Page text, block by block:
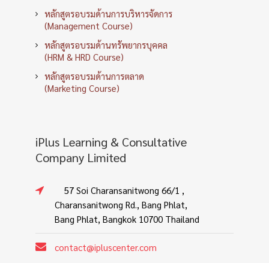
หลักสูตรอบรมด้านการบริหารจัดการ
(Management Course)
หลักสูตรอบรมด้านทรัพยากรบุคคล
(HRM & HRD Course)
หลักสูตรอบรมด้านการตลาด
(Marketing Course)
iPlus Learning & Consultative
Company Limited
57 Soi Charansanitwong 66/1 ,
Charansanitwong Rd., Bang Phlat,
Bang Phlat, Bangkok 10700 Thailand
contact@ipluscenter.com